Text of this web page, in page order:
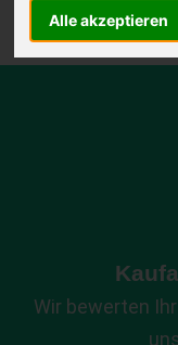
Alle akzeptieren
Wir
Wir bewerten